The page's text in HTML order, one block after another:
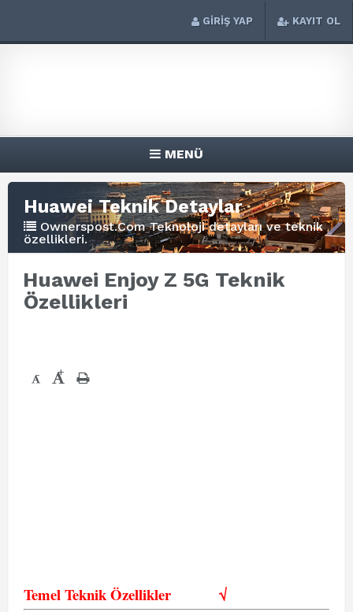
GİRİŞ YAP KAYIT OL
MENÜ
Huawei Teknik Detaylar
Ownerspost.Com Teknoloji detayları ve teknik
özellikleri.
Huawei Enjoy Z 5G Teknik
Özellikleri
- +
Temel Teknik Özellikler√